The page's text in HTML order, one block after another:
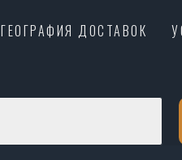
ГЕОГРАФИЯ ДОСТАВОК